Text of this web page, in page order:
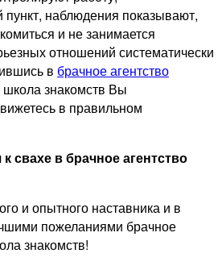
наблюдения показывают,
и не занимается
отношений систематически
в брачное агентство
знакомств Вы
в правильном
свахе в брачное агентство
и опытного наставника и в
пожеланиями брачное
знакомств!